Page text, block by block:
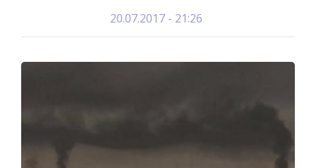
20.07.2017 - 21:26